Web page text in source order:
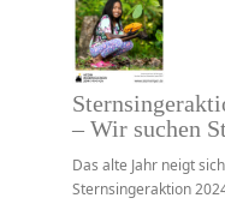
– Wir suchen
Das alte Jahr neigt
Sternsingeraktion